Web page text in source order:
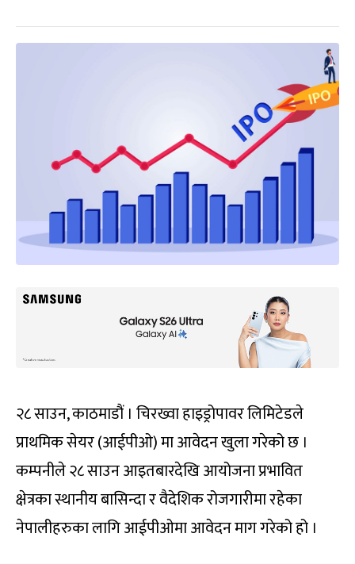
२८ साउन, काठमाडौं । चिरख्वा हाइड्रोपावर लिमिटेडले
प्राथमिक सेयर (आईपीओ) मा आवेदन खुला गरेको छ ।
कम्पनीले २८ साउन आइतबारदेखि आयोजना प्रभावित
क्षेत्रका स्थानीय बासिन्दा र वैदेशिक रोजगारीमा रहेका
नेपालीहरुका लागि आईपीओमा आवेदन माग गरेको हो ।